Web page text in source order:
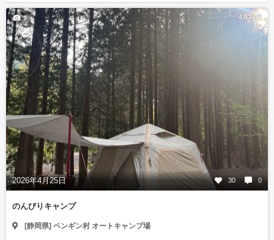
4月26日
2026年4月25日 30 0
9
のんびりキャンプ
[静岡県] ペンギン村 オートキャンプ場